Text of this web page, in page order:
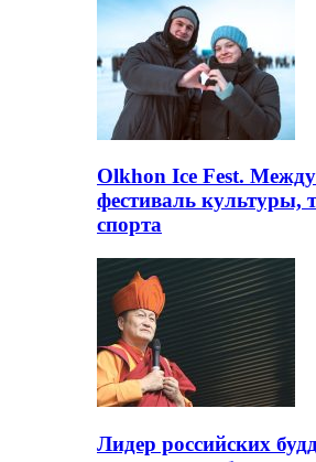
Olkhon Ice Fest.
фестиваль культуры,
спорта
Лидер российских